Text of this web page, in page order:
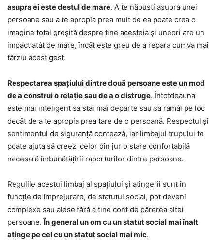
asupra ei este destul de mare. A te năpusti asupra unei
persoane sau a te apropia prea mult de ea poate crea o
imagine total greșită despre tine acesteia și uneori are un
impact atât de mare, încât este greu de a repara cumva mai
târziu acest gest.
Respectarea spațiului dintre două persoane este un mod
de a construi o relație sau de a o distruge. Întotdeauna
este mai inteligent să stai mai departe sau să rămâi pe loc
decât de a te apropia prea tare de o persoană. Respectul și
sentimentul de siguranță contează, iar limbajul trupului te
poate ajuta să creezi celor din jur o stare confortabilă
necesară îmbunătățirii raporturilor dintre persoane.
Regulile acestui limbaj al spațiului și atingerii sunt în
funcție de împrejurare, de statutul social, pot deveni
complexe sau alese fără a ține cont de părerea altei
persoane.În general un om cu un statut social mai înalt
atinge pe cel cu un statut social mai mic.